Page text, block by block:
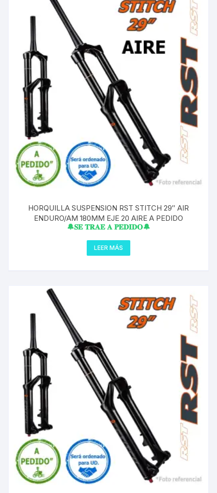
HORQUILLA SUSPENSION RST STITCH 29″ AIR
ENDURO/AM 180MM EJE 20 AIRE A PEDIDO
🔔𝐒𝐄 𝐓𝐑𝐀𝐄 𝐀 𝐏𝐄𝐃𝐈𝐃𝐎🔔
LEER MÁS